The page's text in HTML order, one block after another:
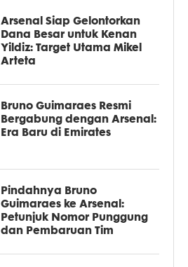
Arsenal Siap Gelontorkan
Dana Besar untuk Kenan
Yildiz: Target Utama Mikel
Arteta
Bruno Guimaraes Resmi
Bergabung dengan Arsenal:
Era Baru di Emirates
Pindahnya Bruno
Guimaraes ke Arsenal:
Petunjuk Nomor Punggung
dan Pembaruan Tim